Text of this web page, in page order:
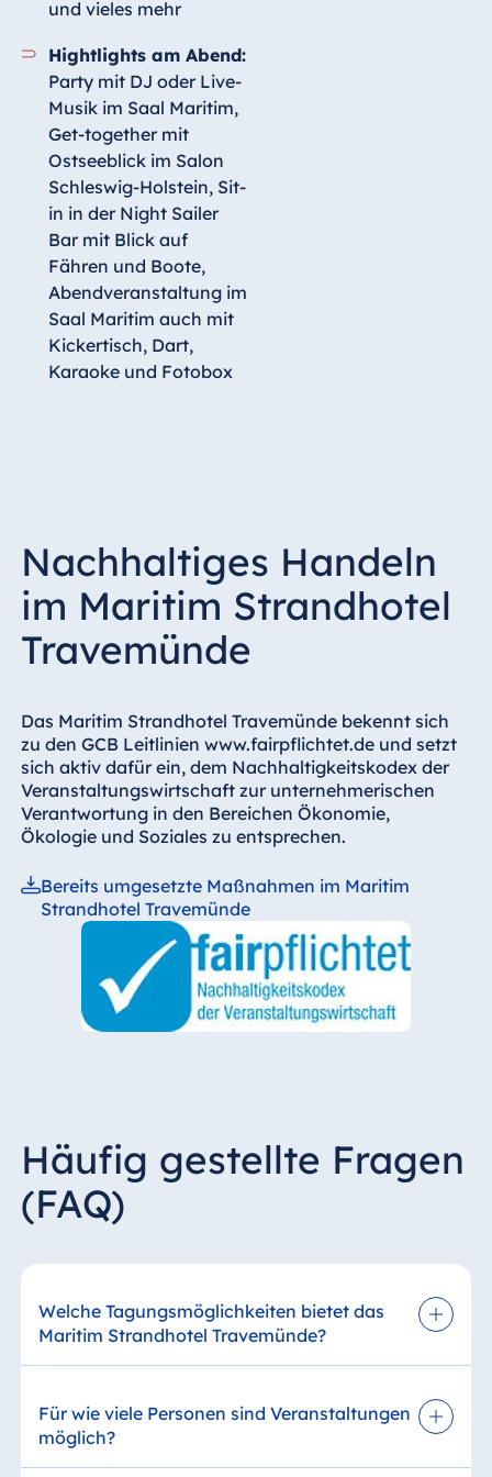
und vieles mehr
Hightlights am Abend:
Party mit DJ oder Live-
Musik im Saal Maritim,
Get-together mit
Ostseeblick im Salon
Schleswig-Holstein, Sit-
in in der Night Sailer
Bar mit Blick auf
Fähren und Boote,
Abendveranstaltung im
Saal Maritim auch mit
Kickertisch, Dart,
Karaoke und Fotobox
Nachhaltiges Handeln
im Maritim Strandhotel
Travemünde
Das Maritim Strandhotel Travemünde bekennt sich
zu den GCB Leitlinien www.fairpflichtet.de und setzt
sich aktiv dafür ein, dem Nachhaltigkeitskodex der
Veranstaltungswirtschaft zur unternehmerischen
Verantwortung in den Bereichen Ökonomie,
Ökologie und Soziales zu entsprechen.
Bereits umgesetzte Maßnahmen im Maritim
Strandhotel Travemünde
Häufig gestellte Fragen
(FAQ)
Welche Tagungsmöglichkeiten bietet das
Maritim Strandhotel Travemünde?
Ihnen vielseitige Tagungs- und
Veranstaltungsräume für Meetings, Seminare
und Events. Unterschiedliche Raumgrößen
ermöglichen flexible Formate – von kleineren
Für wie viele Personen sind Veranstaltungen
möglich?